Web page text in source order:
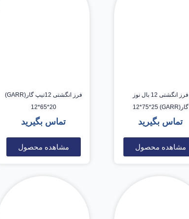
فرز انگشتی 12 بال نوز
گار(GARR) 12*75*25
تماس بگیرید
مشاهده محصول
فرز انگشتی 12تیپ گار(GARR)
12*65*20
تماس بگیرید
مشاهده محصول